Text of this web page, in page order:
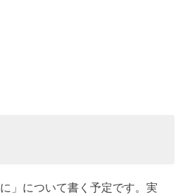
」について書く予定です。実